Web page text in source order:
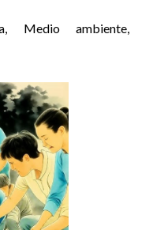
, Medio ambiente,